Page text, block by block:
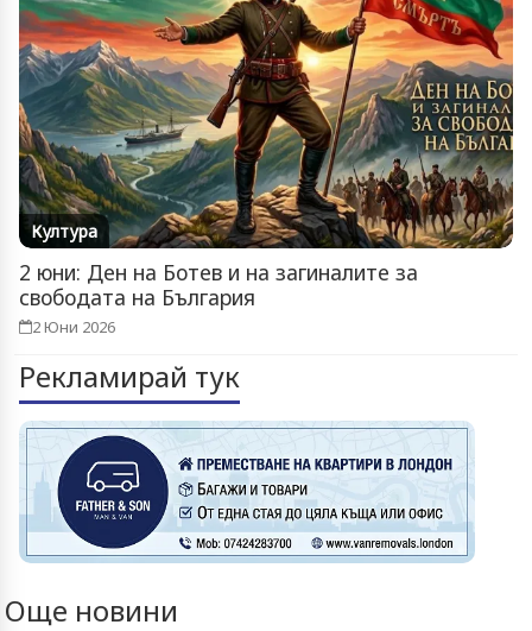
Култура
2 юни: Ден на Ботев и на загиналите за
свободата на България
2 Юни 2026
Рекламирай тук
Още новини